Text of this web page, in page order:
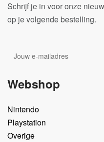
Schrijf je in voor onze
op je volgende bestelling.
Webshop
Nintendo
Playstation
Overige